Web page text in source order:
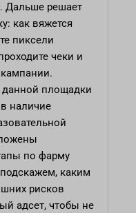
Дальше решает
как вяжется
пиксели
чеки и
кампании.
данной площадки
наличие
по фарму
каким
рисков
адсет, чтобы не